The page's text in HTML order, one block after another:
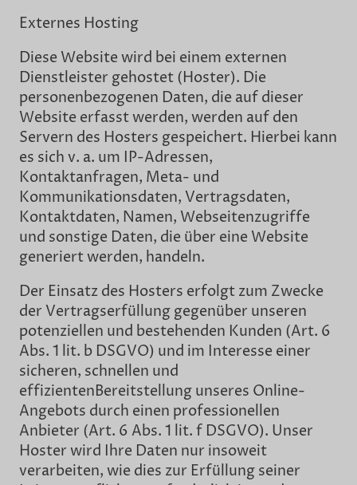
Externes Hosting
Diese Website wird bei einem externen
Dienstleister gehostet (Hoster). Die
personenbezogenen Daten, die auf dieser
Website erfasst werden, werden auf den
Servern des Hosters gespeichert. Hierbei kann
es sich v. a. um IP-Adressen,
Kontaktanfragen, Meta- und
Kommunikationsdaten, Vertragsdaten,
Kontaktdaten, Namen, Webseitenzugriffe
und sonstige Daten, die über eine Website
generiert werden, handeln.
Der Einsatz des Hosters erfolgt zum Zwecke
der Vertragserfüllung gegenüber unseren
potenziellen und bestehenden Kunden (Art. 6
Abs. 1 lit. b DSGVO) und im Interesse einer
sicheren, schnellen und
effizientenBereitstellung unseres Online-
Angebots durch einen professionellen
Anbieter (Art. 6 Abs. 1 lit. f DSGVO). Unser
Hoster wird Ihre Daten nur insoweit
verarbeiten, wie dies zur Erfüllung seiner